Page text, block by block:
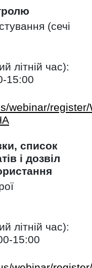
(сечі
літній час):
15:00
webinar/register/
список
і дозвіл
літній час):
15:00